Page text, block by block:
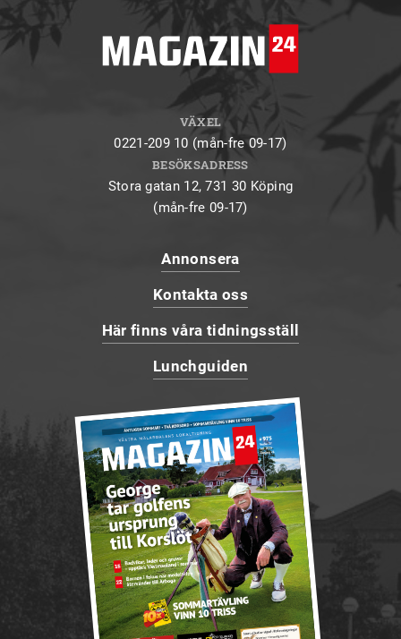
VÄXEL
0221-209 10 (mån-fre 09-17)
BESÖKSADRESS
Stora gatan 12, 731 30 Köping
(mån-fre 09-17)
Annonsera
Kontakta oss
Här finns våra tidningsställ
Lunchguiden